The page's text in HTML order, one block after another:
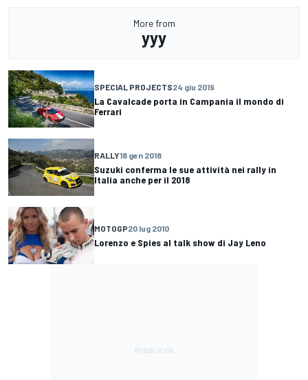
More from
yyy
SPECIAL PROJECTS24 giu 2019
La Cavalcade porta in Campania il mondo di
Ferrari
RALLY18 gen 2018
Suzuki conferma le sue attività nei rally in
Italia anche per il 2018
MOTOGP20 lug 2010
Lorenzo e Spies al talk show di Jay Leno